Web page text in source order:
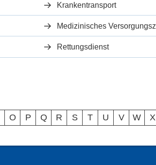
Krankentransport
Rettungsdienst
O P Q R S T U V W X